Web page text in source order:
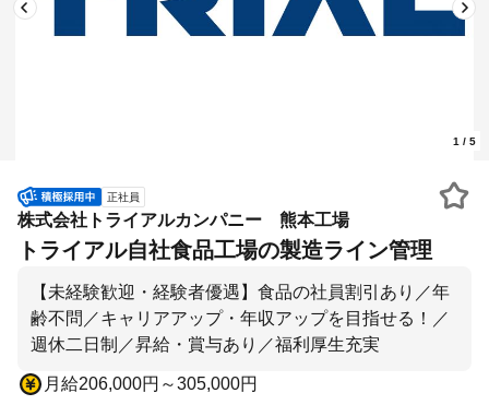
1 / 5
正社員
株式会社トライアルカンパニー 熊本工場
トライアル自社食品工場の製造ライン管理
【未経験歓迎・経験者優遇】食品の社員割引あり／年
齢不問／キャリアアップ・年収アップを目指せる！／
週休二日制／昇給・賞与あり／福利厚生充実
月給206,000円～305,000円